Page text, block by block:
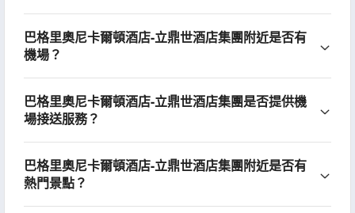
巴格里奧尼卡爾頓酒店-立鼎世酒店集團附近是否有
機場？
巴格里奧尼卡爾頓酒店-立鼎世酒店集團是否提供機
場接送服務？
巴格里奧尼卡爾頓酒店-立鼎世酒店集團附近是否有
熱門景點？